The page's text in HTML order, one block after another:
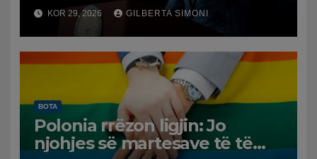
KOR 29, 2026 GILBERTA SIMONI
BOTA
Polonia rrëzon ligjin: Jo
njohjes së martesave të të